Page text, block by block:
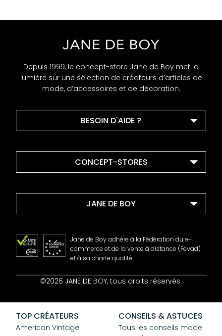
Depuis 1999, le concept-store Jane de Boy met la
lumière sur une sélection de créateurs d’articles de
mode, d’accessoires et de décoration.
BESOIN D'AIDE ?
CONCEPT-STORES
JANE DE BOY
Contact
CGV
Confidentialité
Cookies
Jane de Boy adhère à la Fédération du e-
commerce et de la vente à distance (Fevad)
et à sa charte qualité.
©2026 JANE DE BOY, tous droits réservés.
TOP CRÉATEURS
American Vintage
CONSEILS & ASTUCES
Tous les conseils mode